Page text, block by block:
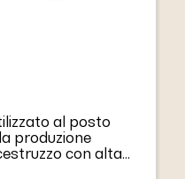
al posto
produzione
con alta